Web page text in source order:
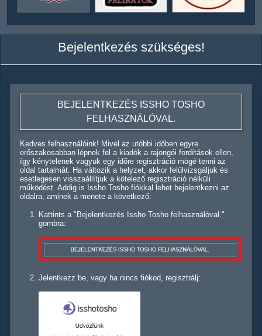
Bejelentkezés szükséges!
BEJELENTKEZÉS ISSHO TOSHO
FELHASZNÁLÓVAL.
Kedves felhasználóink! Mivel az utóbbi időben egyre
erőszakosabban lépnek fel a kiadók a rajongói fordítások ellen,
így kénytelenek vagyuk egy időre regisztráció mögé tenni az
oldal tartalmát. Ha változik a helyzet, akkor felülvizsgáljuk és
esetlegesen visszaállítjuk a kötelező regisztráció nélküli
működést. Addig is Issho Tosho fiókkal lehet bejelentkezni az
oldalra, aminek a menete a következő:
Kattints a "Bejelentkezés Issho Tosho felhasználóval."
gombra:
Jelentkezz be, vagy ha nincs fiókod, regisztrálj: